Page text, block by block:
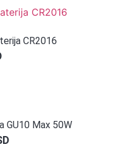
CR2016
GU10 Max 50W